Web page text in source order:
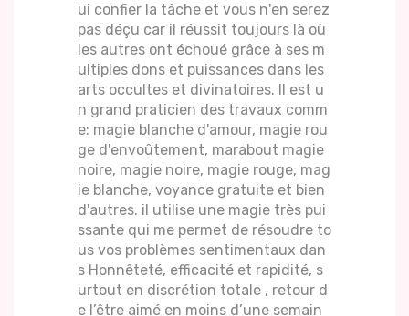
ui confier la tâche et vous n'en serez
pas déçu car il réussit toujours là où
les autres ont échoué grâce à ses m
ultiples dons et puissances dans les
arts occultes et divinatoires. Il est u
n grand praticien des travaux comm
e: magie blanche d'amour, magie rou
ge d'envoûtement, marabout magie
noire, magie noire, magie rouge, mag
ie blanche, voyance gratuite et bien
d'autres. il utilise une magie très pui
ssante qui me permet de résoudre to
us vos problèmes sentimentaux dan
s Honnêteté, efficacité et rapidité, s
urtout en discrétion totale , retour d
e l’être aimé en moins d’une semain